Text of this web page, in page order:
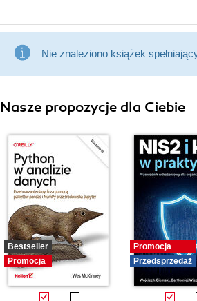
Nie znaleziono książek
Nasze propozycje dla Ciebie
Bestseller
Promocja
Promocja
Przedsprzedaż